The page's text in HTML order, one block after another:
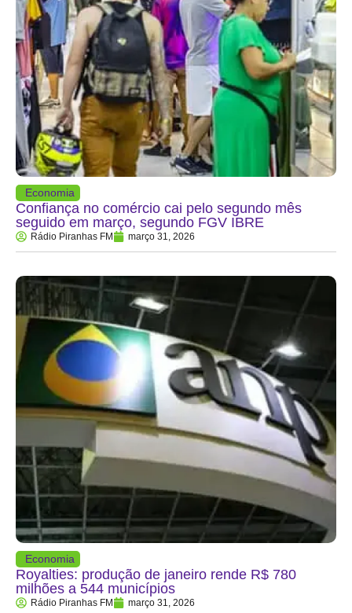
Economia
Confiança no comércio cai pelo segundo mês
seguido em março, segundo FGV IBRE
Rádio Piranhas FM março 31, 2026
Economia
Royalties: produção de janeiro rende R$ 780
milhões a 544 municípios
Rádio Piranhas FM março 31, 2026